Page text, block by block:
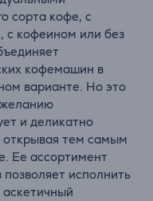
сорта кофе, с
с кофеином или без
кофемашин в
варианте. Но это
и деликатно
тем самым
Ее ассортимент
исполнить